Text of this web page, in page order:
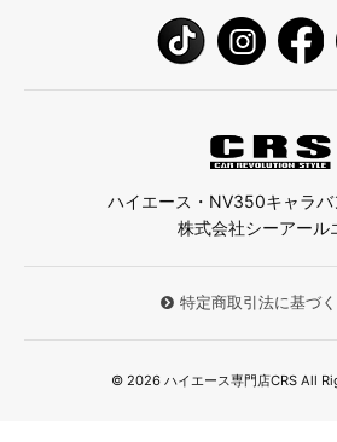
ハイエース・NV350キャラバ
株式会社シーアール
特定商取引法に基づ
© 2026 ハイエース専門店CRS All